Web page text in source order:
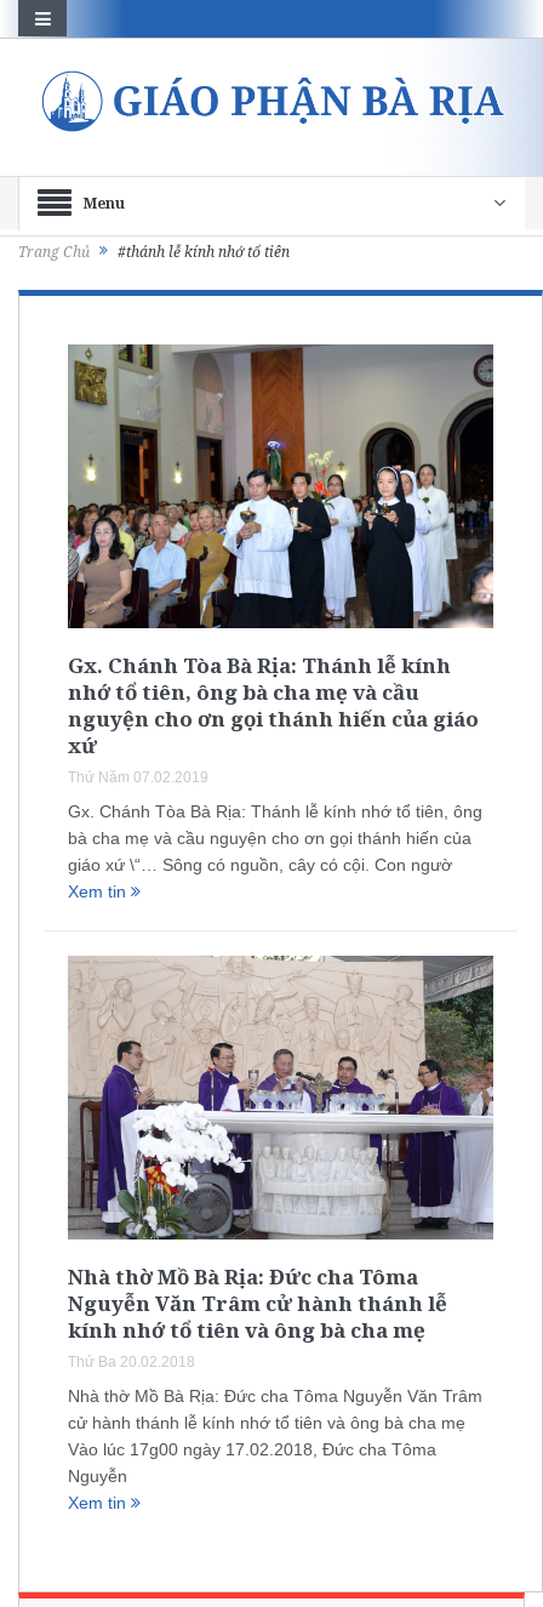
Menu
Trang Chủ #thánh lễ kính nhớ tổ tiên
Gx. Chánh Tòa Bà Rịa: Thánh lễ kính
nhớ tổ tiên, ông bà cha mẹ và cầu
nguyện cho ơn gọi thánh hiến của giáo
xứ
Thứ Năm 07.02.2019
Gx. Chánh Tòa Bà Rịa: Thánh lễ kính nhớ tổ tiên, ông
bà cha mẹ và cầu nguyện cho ơn gọi thánh hiến của
giáo xứ \“… Sông có nguồn, cây có cội. Con ngườ
Xem tin
Nhà thờ Mồ Bà Rịa: Đức cha Tôma
Nguyễn Văn Trâm cử hành thánh lễ
kính nhớ tổ tiên và ông bà cha mẹ
Thứ Ba 20.02.2018
Nhà thờ Mồ Bà Rịa: Đức cha Tôma Nguyễn Văn Trâm
cử hành thánh lễ kính nhớ tổ tiên và ông bà cha mẹ
Vào lúc 17g00 ngày 17.02.2018, Đức cha Tôma
Nguyễn
Xem tin